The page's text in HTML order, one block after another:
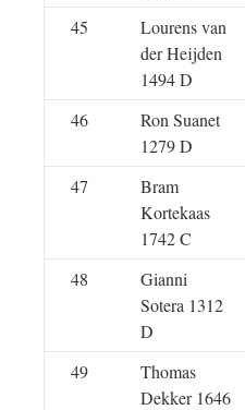
45
Lourens van
der Heijden
1494 D
46
Ron Suanet
1279 D
47
Bram
Kortekaas
1742 C
48
Gianni
Sotera 1312
D
49
Thomas
Dekker 1646